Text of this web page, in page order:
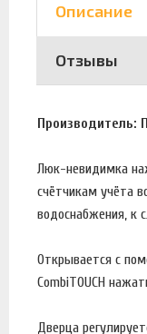
Описание
Отзывы
Производитель:
Люк-невидимка
счётчикам учёта
водоснабжения, к
Открывается с
CombiTOUCH
Дверца